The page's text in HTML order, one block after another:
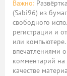
Важно:
(Sabi96) из
свободного
регистрации и
или
впечатлениями
комментарий на
качестве